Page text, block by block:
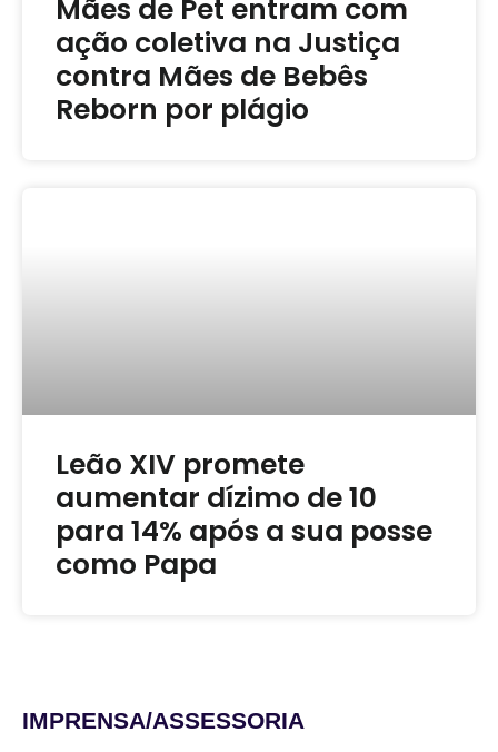
Mães de Pet entram com
ação coletiva na Justiça
contra Mães de Bebês
Reborn por plágio
Leão XIV promete
aumentar dízimo de 10
para 14% após a sua posse
como Papa
IMPRENSA/ASSESSORIA